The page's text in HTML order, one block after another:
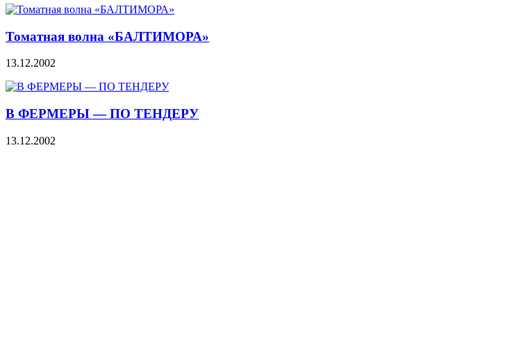
Томатная волна «БАЛТИМОРА»
13.12.2002
В ФЕРМЕРЫ — ПО ТЕНДЕРУ
13.12.2002